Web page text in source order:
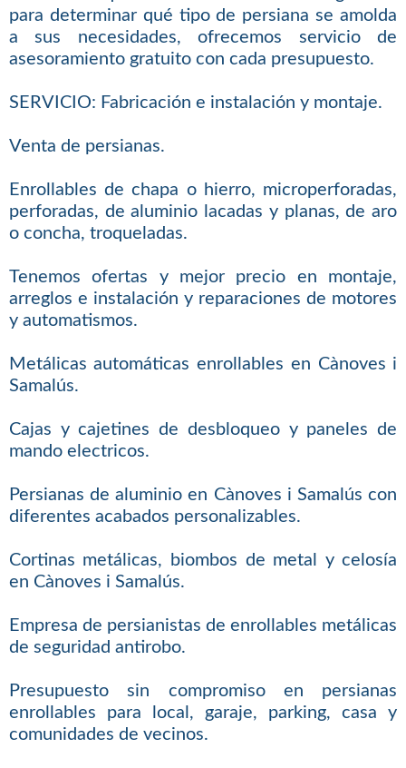
para determinar qué tipo de persiana se amolda
a sus necesidades, ofrecemos servicio de
asesoramiento gratuito con cada presupuesto.
SERVICIO: Fabricación e instalación y montaje.
Venta de persianas.
Enrollables de chapa o hierro, microperforadas,
perforadas, de aluminio lacadas y planas, de aro
o concha, troqueladas.
Tenemos ofertas y mejor precio en montaje,
arreglos e instalación y reparaciones de motores
y automatismos.
Metálicas automáticas enrollables en Cànoves i
Samalús.
Cajas y cajetines de desbloqueo y paneles de
mando electricos.
Persianas de aluminio en Cànoves i Samalús con
diferentes acabados personalizables.
Cortinas metálicas, biombos de metal y celosía
en Cànoves i Samalús.
Empresa de persianistas de enrollables metálicas
de seguridad antirobo.
Presupuesto sin compromiso en persianas
enrollables para local, garaje, parking, casa y
comunidades de vecinos.